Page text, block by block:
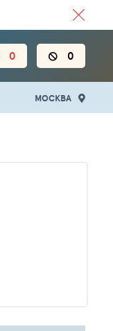
0 0
МОСКВА